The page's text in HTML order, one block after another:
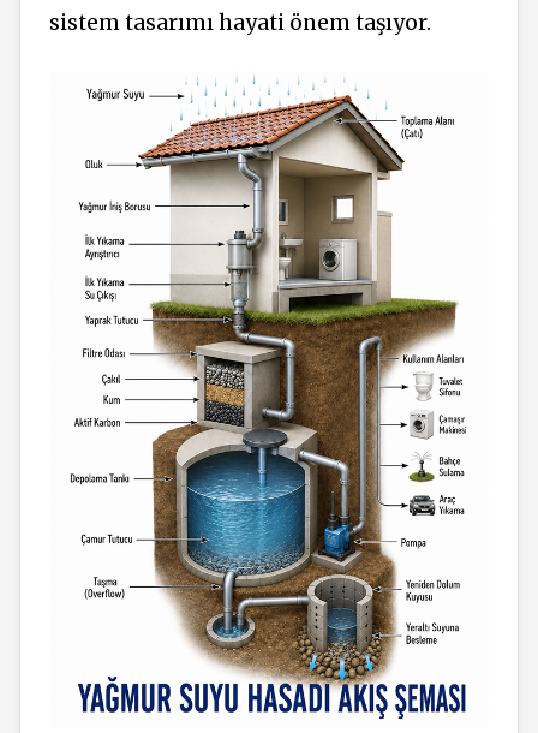
sistem tasarımı hayati önem taşıyor.